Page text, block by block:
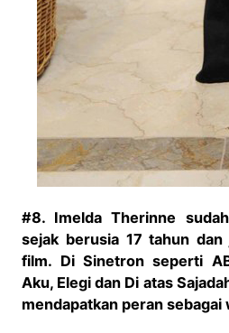
#8. Imelda Therinne
sejak berusia 17 tahun
film. Di Sinetron seperti
Aku, Elegi dan Di atas
mendapatkan peran sebagai